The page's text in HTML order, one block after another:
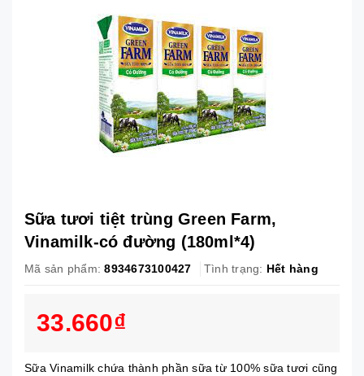
Sữa tươi tiệt trùng Green Farm,
Vinamilk-có đường (180ml*4)
Mã sản phẩm: 8934673100427 Tình trạng: Hết hàng
33.660₫
Sữa Vinamilk chứa thành phần sữa từ 100% sữa tươi cũng